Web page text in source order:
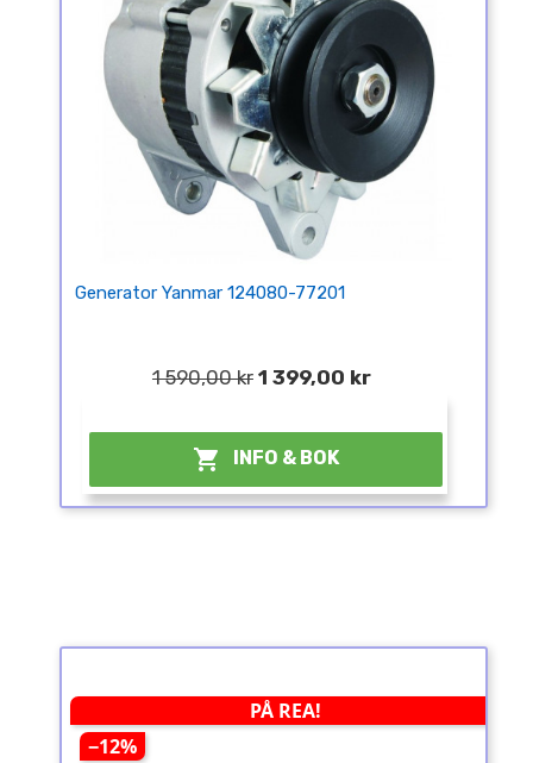
Generator Yanmar 124080-77201
1 590,00 kr 1 399,00 kr
 INFO & BOK
PÅ REA!
−12%